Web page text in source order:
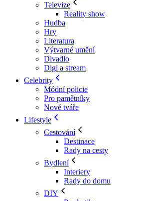
Televize
Reality show
Hudba
Hry
Literatura
Výtvarné umění
Divadlo
Digi a stream
Celebrity
Módní policie
Pro pamětníky
Nové tváře
Lifestyle
Cestování
Destinace
Rady na cesty
Bydlení
Interiery
Rady do domu
DIY